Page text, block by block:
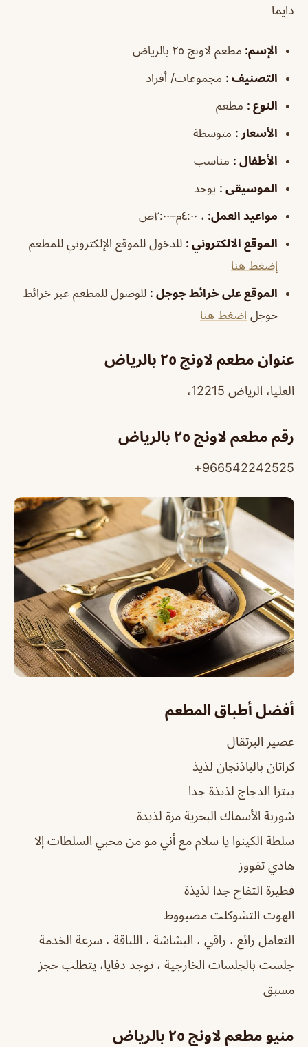
دايما
الإسم: مطعم لاونج ٢٥ بالرياض
التصنيف : مجموعات/ أفراد
النوع : مطعم
الأسعار : متوسطة
الأطفال : مناسب
الموسيقى : يوجد
مواعيد العمل: ، ٤:٠٠م–٢:٠٠ص
الموقع الالكتروني : للدخول للموقع الإلكتروني للمطعم
إضغط هنا
الموقع على خرائط جوجل : للوصول للمطعم عبر خرائط
جوجل اضغط هنا
عنوان مطعم لاونج ٢٥ بالرياض
العليا، الرياض 12215،
رقم مطعم لاونج ٢٥ بالرياض
966542242525+
أفضل أطباق المطعم
عصير البرتقال
كراتان بالباذنجان لذيذ
بيتزا الدجاج لذيذة جدا
شوربة الأسماك البحرية مرة لذيدة
سلطة الكينوا يا سلام مع أني مو من محبي السلطات إلا
هاذي تفووز
فطيرة التفاح جدا لذيذة
الهوت التشوكلت مضبووط
التعامل رائع ، راقي ، البشاشة ، اللباقة ، سرعة الخدمة
جلست بالجلسات الخارجية ، توجد دفايا، يتطلب حجز
مسبق
منيو مطعم لاونج ٢٥ بالرياض